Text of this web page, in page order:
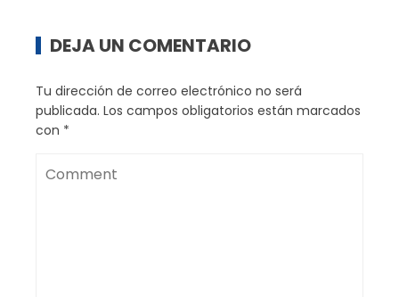
DEJA UN COMENTARIO
Tu dirección de correo electrónico no será
publicada. Los campos obligatorios están marcados
con *